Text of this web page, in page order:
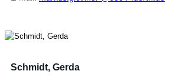
Schmidt, Gerda